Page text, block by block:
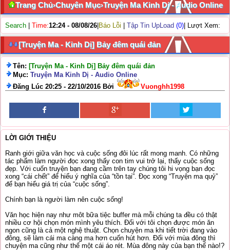
Trang Chủ›Chuyên Mục›Truyện Ma Kinh Dị - Audio Online
Search Time:12:24 - 08/08/26 Báo Lỗi Tập Tin UpLoad (0) | Lượt Xem:
[Truyện Ma - Kinh Dị] Bảy đêm quái đản
Tên: [Truyện Ma - Kinh Dị] Bảy đêm quái đản
Mục: Truyện Ma Kinh Dị - Audio Online
Đăng Lúc 20:25 - 22/10/2016 Bởi
Vuonghh1998
LỜI GIỚI THIỆU
Ranh giới giữa văn học và cuộc sống đôi lúc rất mong manh. Có những
tác phẩm làm người đọc xong thấy con tim vui trở lại, thấy cuộc sống
đẹp. Với cuốn truyện bạn đang cầm trên tay chúng tôi hi vọng bạn đọc
xong “cái chết” để hiểu ý nghĩa của “tồn tại”. Đọc xong “Truyện ma quỷ”
để bạn hiểu giá trị của “cuộc sống”.
Chính bạn là người làm nên cuộc sống!
Văn học hiện nay như môt bữa tiệc buffer mà mỗi chúng ta đều có thật
nhiều cơ hội chọn món mình yêu thích. Đối với tôi chọn được món ăn
ngon cũng là cả một nghệ thuật. Chọn chuyện ma khi tiết trời đang vào
đông, sẽ làm cái ma càng ma hơn cuốn hút hơn. Đối với mùa đông thì
chuyện ma cũng như thể một cái áo rét. Mùa đông này của bạn thế nào!?